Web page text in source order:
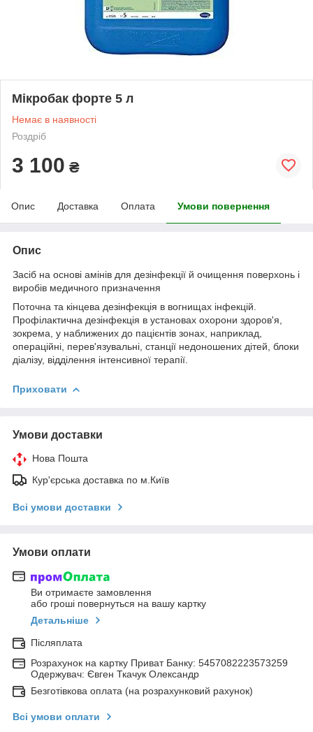
Мікробак форте 5 л
Немає в наявності
Роздріб
3 100 ₴
Опис Доставка Оплата Умови повернення
Опис
Засіб на основі амінів для дезінфекції й очищення поверхонь і
виробів медичного призначення
Поточна та кінцева дезінфекція в вогнищах інфекцій.
Профілактична дезінфекція в установах охорони здоров'я,
зокрема, у наближених до пацієнтів зонах, наприклад,
операційні, перев'язувальні, станції недоношених дітей, блоки
діалізу, відділення інтенсивної терапії.
Приховати
Умови доставки
Нова Пошта
Кур'єрська доставка по м.Київ
Всі умови доставки
Умови оплати
Ви отримаєте замовлення
або гроші повернуться на вашу картку
Детальніше
Післяплата
Розрахунок на картку Приват Банку: 5457082223573259
Одержувач: Євген Ткачук Олександр
Безготівкова оплата (на розрахунковий рахунок)
Всі умови оплати